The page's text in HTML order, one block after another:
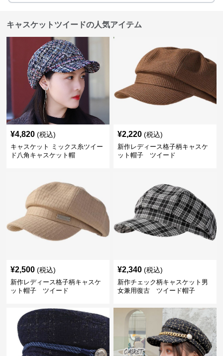
キャスケットツイードの人気アイテム
¥4,820 (税込)
キャスケット ミックス糸ツイー
ド八角キャスケット帽
¥2,220 (税込)
新作レディース格子柄キャスケ
ット帽子 ツイード
¥2,500 (税込)
新作レディース格子柄キャスケ
ット帽子 ツイード
¥2,340 (税込)
新作チェック柄キャスケット男
女兼用復古 ツイード帽子